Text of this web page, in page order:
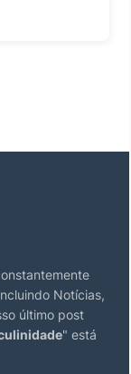
Notícias,
último post
" está